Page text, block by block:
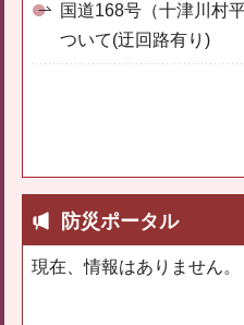
国道168号（十津川村
ついて(迂回路有り)
防災ポータル
現在、情報はありません。